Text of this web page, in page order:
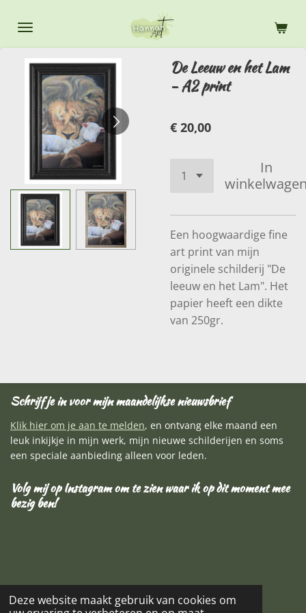
Deze website maakt gebruik van cookies om
direct
naar
hoofdinhoud
De Leeuw en het Lam
- A2 print
€ 20,00
In
Een hoogwaardige fine
art print van mijn
originele schilderij "De
leeuw en het Lam". Het
papier heeft een dikte
van 250gr.
Schrijf je in voor mijn maandelijkse nieuwsbrief
Klik hier om je aan te melden, en ontvang elke maand een
leuk inkijkje in mijn werk, mijn nieuwe schilderijen en soms
een speciale aanbieding alleen voor leden.
Volg mij op Instagram om te zien waar ik op dit moment mee
bezig ben!